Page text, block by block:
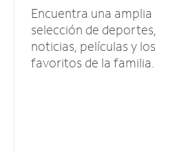
Encuentra una amplia
selección de deportes,
noticias, películas y los
favoritos de la familia.